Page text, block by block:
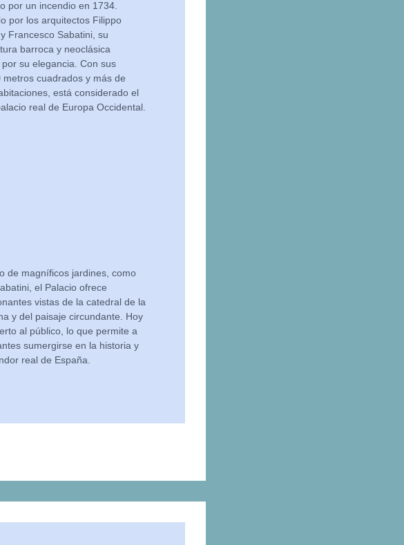
por un incendio en 1734.
por los arquitectos Filippo
Francesco Sabatini, su
barroca y neoclásica
su elegancia. Con sus
metros cuadrados y más de
está considerado el
real de Europa Occidental.
de magníficos jardines, como
el Palacio ofrece
vistas de la catedral de la
y del paisaje circundante. Hoy
al público, lo que permite a
sumergirse en la historia y
real de España.